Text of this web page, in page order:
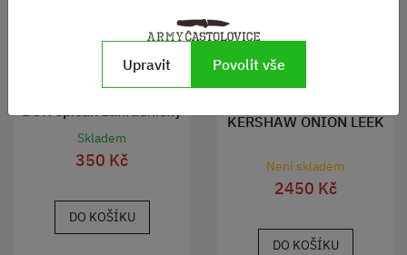
Nůž OPINEL VRP No.08
BUK špičák zahradnický
Skladem
350 Kč
DO KOŠÍKU
KERSHAW ONION LEEK
Není skladem
2450 Kč
DO KOŠÍKU
Upravit Povolit vše